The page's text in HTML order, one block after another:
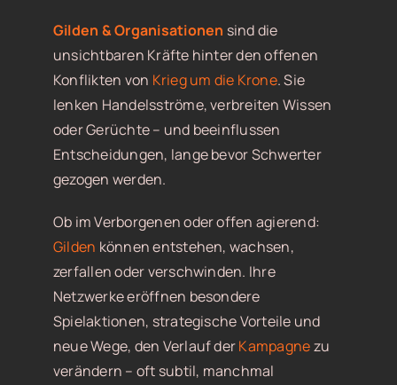
Gilden & Organisationen sind die
unsichtbaren Kräfte hinter den offenen
Konflikten von Krieg um die Krone. Sie
lenken Handelsströme, verbreiten Wissen
oder Gerüchte – und beeinflussen
Entscheidungen, lange bevor Schwerter
gezogen werden.
Ob im Verborgenen oder offen agierend:
Gilden können entstehen, wachsen,
zerfallen oder verschwinden. Ihre
Netzwerke eröffnen besondere
Spielaktionen, strategische Vorteile und
neue Wege, den Verlauf derKampagnezu
verändern – oft subtil, manchmal